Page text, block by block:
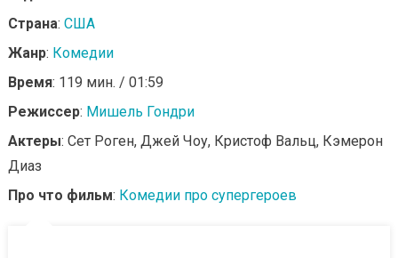
Страна: США
Жанр: Комедии
Время: 119 мин. / 01:59
Режиссер: Мишель Гондри
Актеры: Сет Роген, Джей Чоу, Кристоф Вальц, Кэмерон
Диаз
Про что фильм: Комедии про супергероев